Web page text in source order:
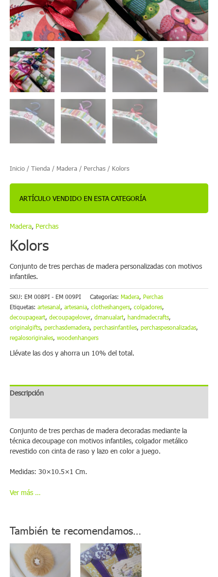
Inicio / Tienda / Madera / Perchas / Kolors
ARTÍCULO VENDIDO EN ESTA CATEGORÍA
Madera, Perchas
Kolors
Conjunto de tres perchas de madera personalizadas con motivos
infantiles.
SKU: EM 008PI - EM 009PI Categorías: Madera, Perchas
Etiquetas: artesanal , artesania, clotheshangers, colgadores,
decoupageart, decoupagelover, dmanualart, handmadecrafts,
originalgifts, perchasdemadera, perchasinfantiles, perchaspesonalizadas,
regalosoriginales, woodenhangers
Llévate las dos y ahorra un 10% del total.
Descripción
Conjunto de tres perchas de madera decoradas mediante la
técnica decoupage con motivos infantiles, colgador metálico
revestido con cinta de raso y lazo en color a juego.
Medidas: 30×10.5×1 Cm.
Ver más …
También te recomendamos…